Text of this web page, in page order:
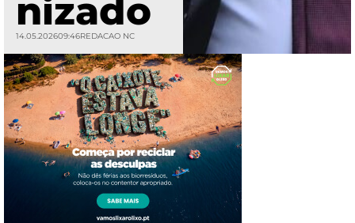
nizado
14.05.202609:46REDACAO NC